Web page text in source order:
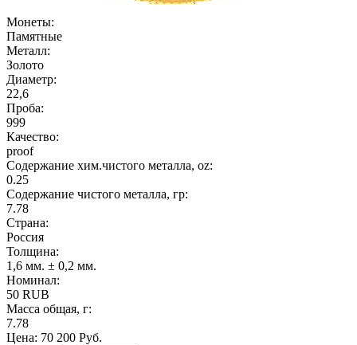
Монеты:
Памятные
Металл:
Золото
Диаметр:
22,6
Проба:
999
Качество:
proof
Содержание хим.чистого металла, oz:
0.25
Содержание чистого металла, гр:
7.78
Страна:
Россия
Толщина:
1,6 мм. ± 0,2 мм.
Номинал:
50 RUB
Масса общая, г:
7.78
Цена: 70 200 Руб.